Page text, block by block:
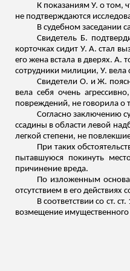
К показаниям У. о том,
не подтверждаются
В судебном заседании
Свидетель Б.
корточках сидит У. А. стал
его жена встала в дверях. А.
сотрудники милиции, У. вела
Свидетели О. и Ж.
вела себя очень
повреждений, не говорила о
Согласно заключению
ссадины в области левой
легкой степени, не
При таких
пытавшуюся покинуть
причинение вреда.
По изложенным
отсутствием в его действиях
В соответствии со ст.
возмещение